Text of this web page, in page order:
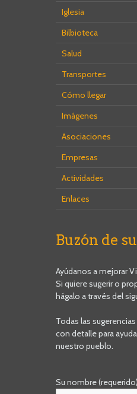
Iglesia
Bilbioteca
Salud
Transportes
Cómo llegar
Imágenes
Asociaciones
Empresas
Actividades
Enlaces
Buzón de
Ayúdanos a mejorar
Si quiere sugerir o
hágalo a través del
Todas las
con detalle para
nuestro pueblo.
Su nombre (requerido)